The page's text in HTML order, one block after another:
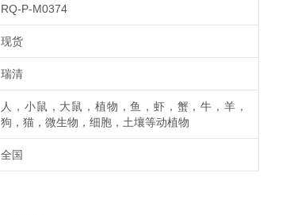
RQ-P-M0374
现货
瑞清
人，小鼠，大鼠，植物，鱼，虾，蟹，牛，羊，
狗，猫，微生物，细胞，土壤等动植物
全国